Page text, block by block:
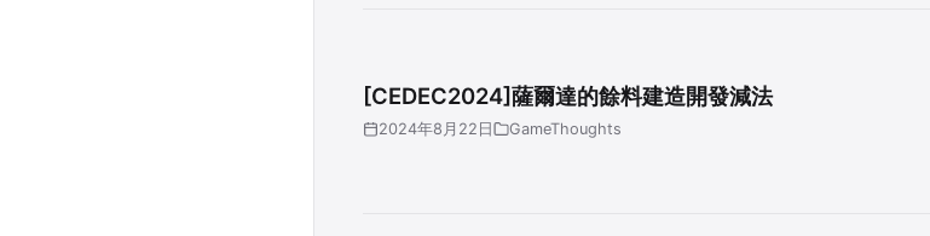
[CEDEC2024]薩爾達的餘料建造開發減法
2024年8月22日 GameThoughts